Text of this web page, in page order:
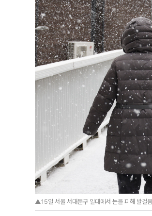
▲15일 서울 서대문구 일대에서 눈을 피해 발걸